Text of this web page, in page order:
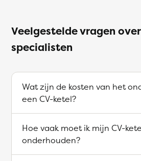
Veelgestelde vragen
specialisten
Wat zijn de kosten van het
een CV-ketel?
Hoe vaak moet ik mijn CV-
onderhouden?